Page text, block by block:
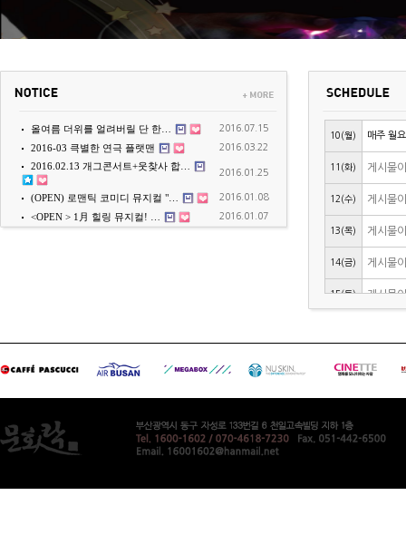
올여름 더위를 얼려버릴 단 한…
2016.07.15
2016-03 큭별한 연극 플랫맨
2016.03.22
2016.02.13 개그콘서트+웃찾사 합…
2016.01.25
(OPEN) 로맨틱 코미디 뮤지컬 "…
2016.01.08
<OPEN > 1月 힐링 뮤지컬! …
2016.01.07
10(월) 매주 월
11(화) 게시물
12(수) 게시물
13(목) 게시물
14(금) 게시물
15(토) 게시물